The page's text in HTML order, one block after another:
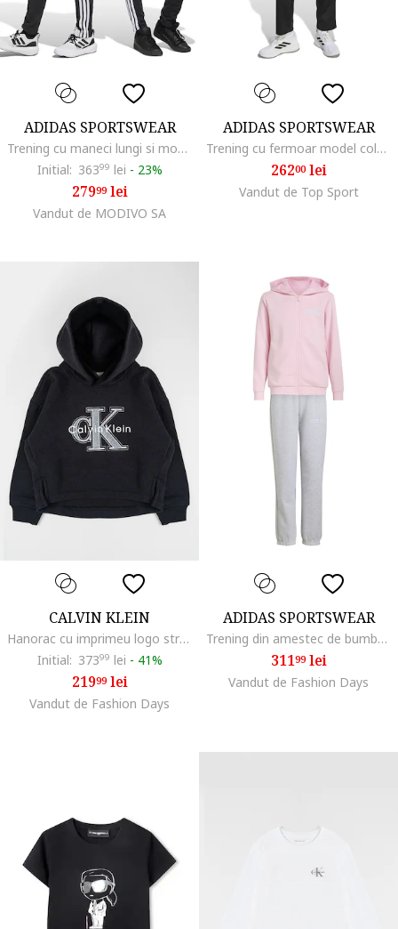
ADIDAS SPORTSWEAR
Trening cu maneci lungi si model logo, Alb/Roz
Initial: 36399 lei - 23%
27999lei
Vandut de MODIVO SA
ADIDAS SPORTSWEAR
Trening cu fermoar model colorblock, Negru/Alb optic
26200lei
Vandut de Top Sport
CALVIN KLEIN
Hanorac cu imprimeu logo stralucitor, Negru
Initial: 37399 lei - 41%
21999lei
Vandut de Fashion Days
ADIDAS SPORTSWEAR
Trening din amestec de bumbac cu imprimeu logo
31199lei
Vandut de Fashion Days